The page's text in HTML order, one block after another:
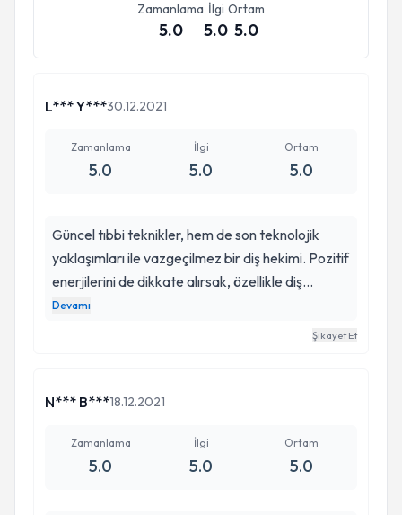
Zamanlama
5.0
İlgi
5.0
Ortam
5.0
L*** Y***30.12.2021
Zamanlama
5.0
İlgi
5.0
Ortam
5.0
Güncel tıbbi teknikler, hem de son teknolojik
yaklaşımları ile vazgeçilmez bir diş hekimi. Pozitif
enerjilerini de dikkate alırsak, özellikle diş
tedavisi fobisi olanlara kesinlikle tavsiye ederim.
Aylin hocamla 5 sene önce Acıbadem Ataşehir
Devamı
Şikayet Et
N*** B***18.12.2021
Zamanlama
5.0
İlgi
5.0
Ortam
5.0